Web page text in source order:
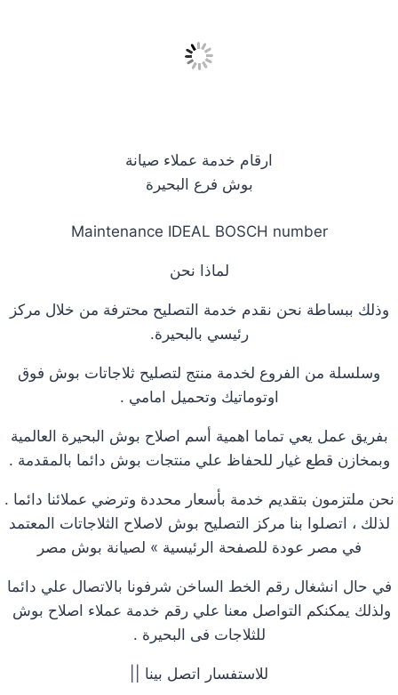
ارقام خدمة عملاء صيانة
بوش فرع البحيرة
Maintenance IDEAL BOSCH number
لماذا نحن
وذلك ببساطة نحن نقدم خدمة التصليح محترفة من خلال مركز
رئيسي بالبحيرة.
وسلسلة من الفروع لخدمة منتج لتصليح ثلاجاتات بوش فوق
اوتوماتيك وتحميل امامي .
بفريق عمل يعي تماما اهمية أسم اصلاح بوش البحيرة العالمية
وبمخازن قطع غيار للحفاظ علي منتجات بوش دائما بالمقدمة .
نحن ملتزمون بتقديم خدمة بأسعار محددة وترضي عملائنا دائما .
لذلك ، اتصلوا بنا مركز التصليح بوش لاصلاح الثلاجاتات المعتمد
في مصر عودة للصفحة الرئيسية » لصيانة بوش مصر
في حال انشغال رقم الخط الساخن شرفونا بالاتصال علي دائما
ولذلك يمكنكم التواصل معنا علي رقم خدمة عملاء اصلاح بوش
للثلاجات فى البحيرة .
للاستفسار اتصل بينا ||